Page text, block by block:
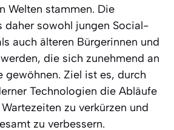
Welten stammen. Die
daher sowohl jungen Social-
auch älteren Bürgerinnen und
die sich zunehmend an
gewöhnen. Ziel ist es, durch
Technologien die Abläufe
zu verkürzen und
zu verbessern.